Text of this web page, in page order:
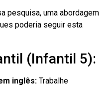
pesquisa, uma abordagem
poderia seguir esta
(Infantil 5):
inglês: Trabalhe